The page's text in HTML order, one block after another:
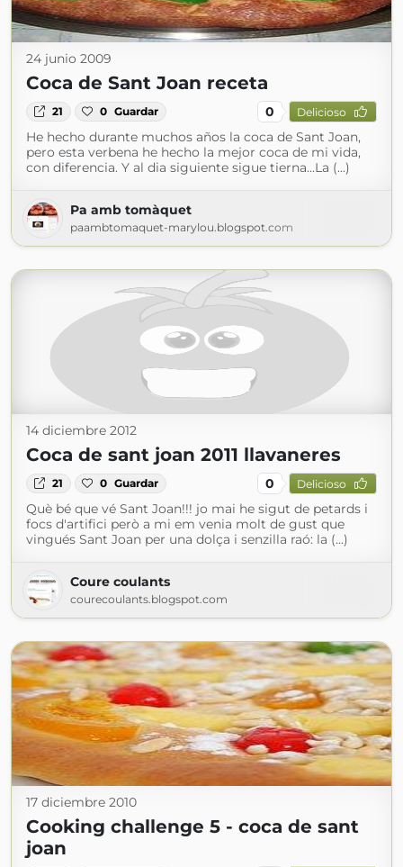
24 junio 2009
Coca de Sant Joan receta
21 0 Guardar 0 Delicioso
He hecho durante muchos años la coca de Sant Joan,
pero esta verbena he hecho la mejor coca de mi vida,
con diferencia. Y al dia siguiente sigue tierna...La (...)
Pa amb tomàquet
paambtomaquet-marylou.blogspot.com
14 diciembre 2012
Coca de sant joan 2011 llavaneres
21 0 Guardar 0 Delicioso
Què bé que vé Sant Joan!!! jo mai he sigut de petards i
focs d'artifici però a mi em venia molt de gust que
vingués Sant Joan per una dolça i senzilla raó: la (...)
Coure coulants
courecoulants.blogspot.com
17 diciembre 2010
Cooking challenge 5 - coca de sant
joan